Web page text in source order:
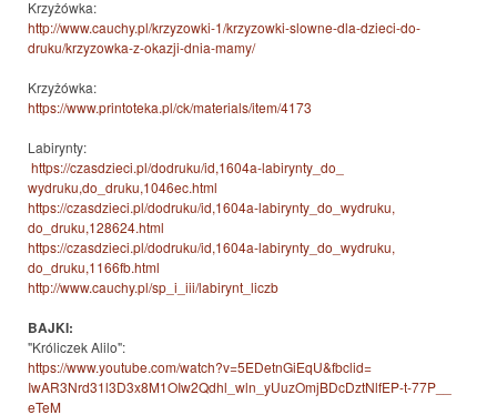
Krzyżówka:
http://www.cauchy.pl/krzyzowki-1/krzyzowki-slowne-dla-dzieci-do-
druku/krzyzowka-z-okazji-dnia-mamy/
Krzyżówka:
https://www.printoteka.pl/ck/materials/item/4173
Labirynty:
https://czasdzieci.pl/dodruku/id,1604a-labirynty_do_
wydruku,do_druku,1046ec.html
https://czasdzieci.pl/dodruku/id,1604a-labirynty_do_wydruku,
do_druku,128624.html
https://czasdzieci.pl/dodruku/id,1604a-labirynty_do_wydruku,
do_druku,1166fb.html
http://www.cauchy.pl/sp_i_iii/labirynt_liczb
BAJKI:
"Króliczek Alilo":
https://www.youtube.com/watch?v=5EDetnGiEqU&fbclid=
IwAR3Nrd31l3D3x8M1OIw2Qdhl_ wln_yUuzOmjBDcDztNlfEP-t-77P__
eTeM